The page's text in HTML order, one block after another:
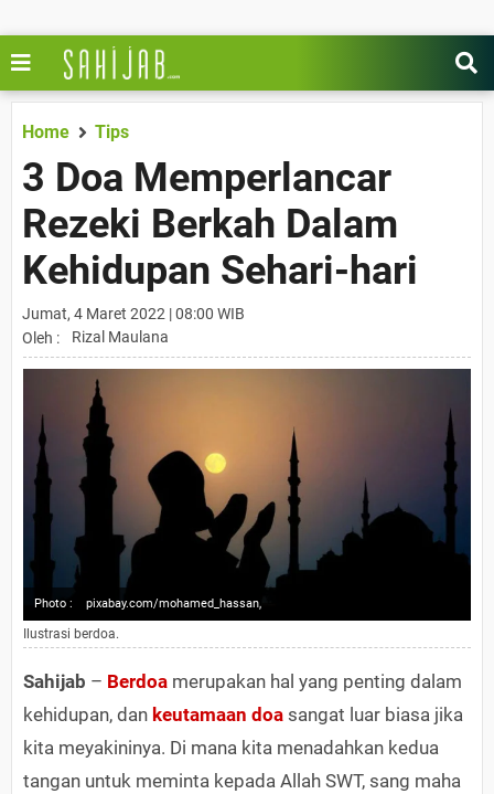
Home Tips
3 Doa Memperlancar
Rezeki Berkah Dalam
Kehidupan Sehari-hari
Jumat, 4 Maret 2022 | 08:00 WIB
Oleh :
Rizal Maulana
Photo : pixabay.com/mohamed_hassan,
Ilustrasi berdoa.
Sahijab – Berdoa merupakan hal yang penting dalam
kehidupan, dan keutamaan doa sangat luar biasa jika
kita meyakininya. Di mana kita menadahkan kedua
tangan untuk meminta kepada Allah SWT, sang maha